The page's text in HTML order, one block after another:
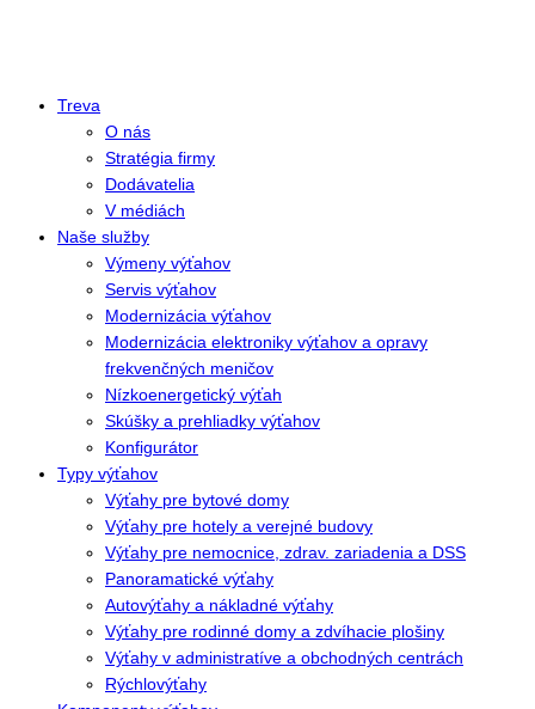
Treva
O nás
Stratégia firmy
Dodávatelia
V médiách
Naše služby
Výmeny výťahov
Servis výťahov
Modernizácia výťahov
Modernizácia elektroniky výťahov a opravy
frekvenčných meničov
Nízkoenergetický výťah
Skúšky a prehliadky výťahov
Konfigurátor
Typy výťahov
Výťahy pre bytové domy
Výťahy pre hotely a verejné budovy
Výťahy pre nemocnice, zdrav. zariadenia a DSS
Panoramatické výťahy
Autovýťahy a nákladné výťahy
Výťahy pre rodinné domy a zdvíhacie plošiny
Výťahy v administratíve a obchodných centrách
Rýchlovýťahy